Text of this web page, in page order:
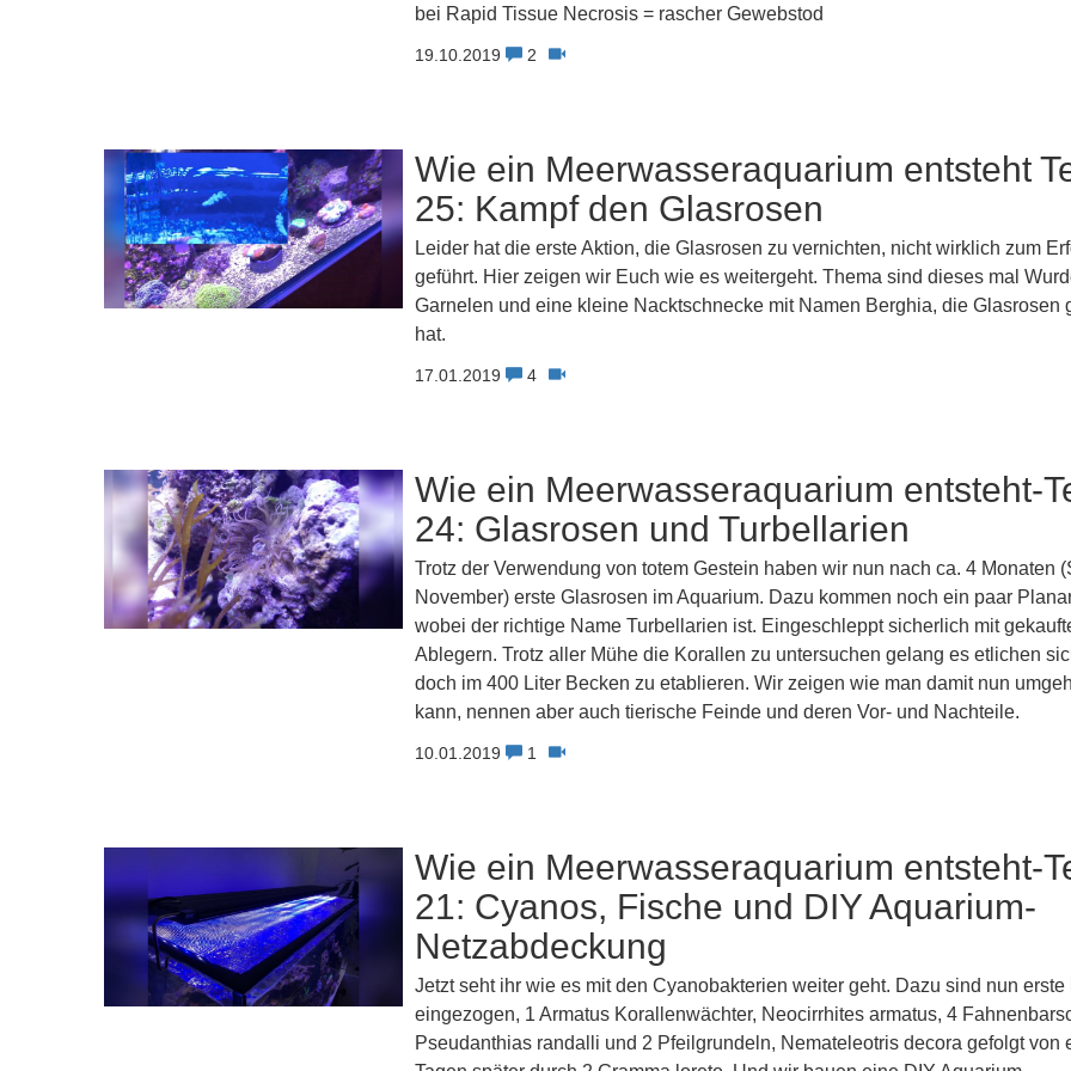
bei Rapid Tissue Necrosis = rascher Gewebstod
19.10.2019 2
Wie ein Meerwasseraquarium entsteht
25: Kampf den Glasrosen
Leider hat die erste Aktion, die Glasrosen zu vernichten, nicht wirklich zum
geführt. Hier zeigen wir Euch wie es weitergeht. Thema sind dieses mal
Garnelen und eine kleine Nacktschnecke mit Namen Berghia, die Glasrosen
hat.
17.01.2019 4
Wie ein Meerwasseraquarium entsteht-
24: Glasrosen und Turbellarien
Trotz der Verwendung von totem Gestein haben wir nun nach ca. 4 Monaten
November) erste Glasrosen im Aquarium. Dazu kommen noch ein paar
wobei der richtige Name Turbellarien ist. Eingeschleppt sicherlich mit
Ablegern. Trotz aller Mühe die Korallen zu untersuchen gelang es etlichen
doch im 400 Liter Becken zu etablieren. Wir zeigen wie man damit nun
kann, nennen aber auch tierische Feinde und deren Vor- und Nachteile.
10.01.2019 1
Wie ein Meerwasseraquarium entsteht-
21: Cyanos, Fische und DIY Aquarium-
Netzabdeckung
Jetzt seht ihr wie es mit den Cyanobakterien weiter geht. Dazu sind nun erste
eingezogen, 1 Armatus Korallenwächter, Neocirrhites armatus, 4
Pseudanthias randalli und 2 Pfeilgrundeln, Nemateleotris decora gefolgt von